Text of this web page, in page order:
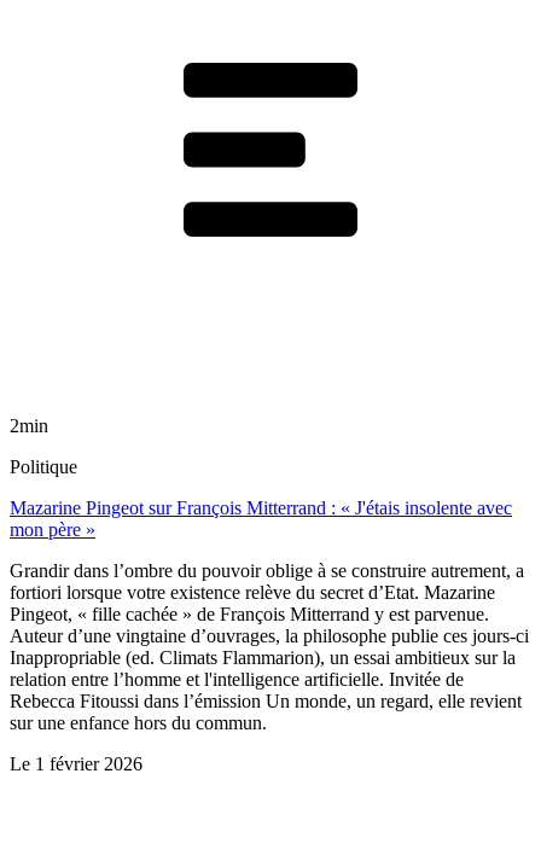
2min
Politique
Mazarine Pingeot sur François Mitterrand : « J'étais insolente avec
mon père »
Grandir dans l’ombre du pouvoir oblige à se construire autrement, a
fortiori lorsque votre existence relève du secret d’Etat. Mazarine
Pingeot, « fille cachée » de François Mitterrand y est parvenue.
Auteur d’une vingtaine d’ouvrages, la philosophe publie ces jours-ci
Inappropriable (ed. Climats Flammarion), un essai ambitieux sur la
relation entre l’homme et l'intelligence artificielle. Invitée de
Rebecca Fitoussi dans l’émission Un monde, un regard, elle revient
sur une enfance hors du commun.
Le 1 février 2026